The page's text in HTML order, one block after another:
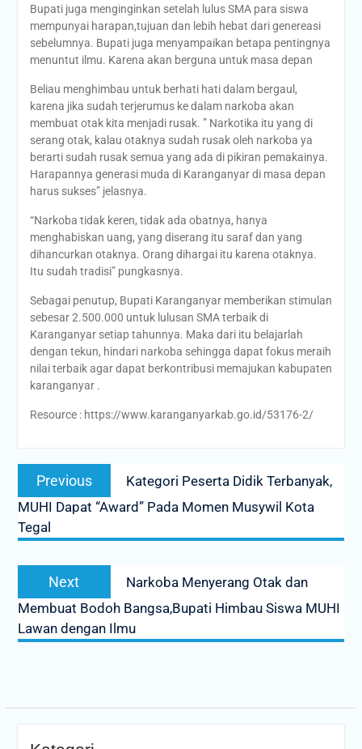
Bupati juga menginginkan setelah lulus SMA para siswa
mempunyai harapan,tujuan dan lebih hebat dari genereasi
sebelumnya. Bupati juga menyampaikan betapa pentingnya
menuntut ilmu. Karena akan berguna untuk masa depan
Beliau menghimbau untuk berhati hati dalam bergaul,
karena jika sudah terjerumus ke dalam narkoba akan
membuat otak kita menjadi rusak. ” Narkotika itu yang di
serang otak, kalau otaknya sudah rusak oleh narkoba ya
berarti sudah rusak semua yang ada di pikiran pemakainya.
Harapannya generasi muda di Karanganyar di masa depan
harus sukses” jelasnya.
“Narkoba tidak keren, tidak ada obatnya, hanya
menghabiskan uang, yang diserang itu saraf dan yang
dihancurkan otaknya. Orang dihargai itu karena otaknya.
Itu sudah tradisi” pungkasnya.
Sebagai penutup, Bupati Karanganyar memberikan stimulan
sebesar 2.500.000 untuk lulusan SMA terbaik di
Karanganyar setiap tahunnya. Maka dari itu belajarlah
dengan tekun, hindari narkoba sehingga dapat fokus meraih
nilai terbaik agar dapat berkontribusi memajukan kabupaten
karanganyar .
Resource : https://www.karanganyarkab.go.id/53176-2/
Post
navigation
Previous
post:
Kategori Peserta Didik Terbanyak,
MUHI Dapat “Award” Pada Momen Musywil Kota
Tegal
Next
Next
post:
Narkoba Menyerang Otak dan
Membuat Bodoh Bangsa,Bupati Himbau Siswa MUHI
Lawan dengan Ilmu